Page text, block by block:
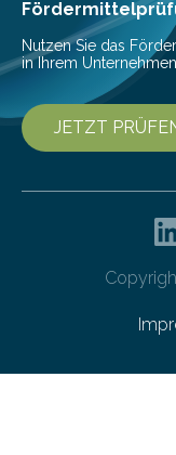
Nutzen Sie das
in Ihrem
JETZT